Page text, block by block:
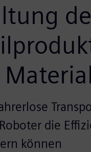
die
können